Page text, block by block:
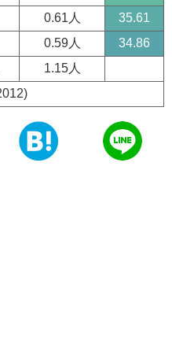
0.61人
35.61
0.59人
34.86
1.15人